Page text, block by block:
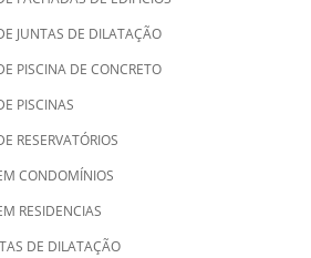
JUNTAS DE DILATAÇÃO
PISCINA DE CONCRETO
PISCINAS
RESERVATÓRIOS
CONDOMÍNIOS
RESIDENCIAS
DE DILATAÇÃO